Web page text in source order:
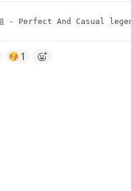
姐 - Perfect And Casual
1